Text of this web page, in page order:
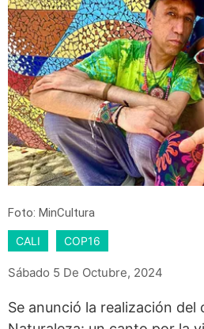
Foto: MinCultura
CALI COP16
Sábado 5 De Octubre, 2024
Se anunció la realización del